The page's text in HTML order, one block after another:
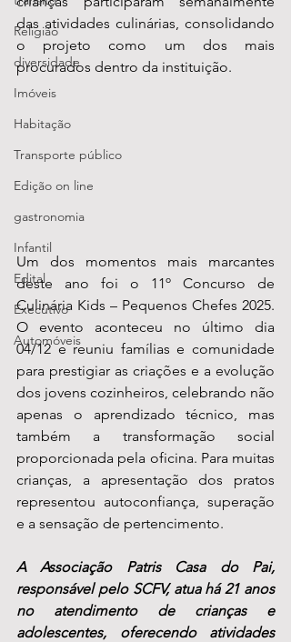
Religião
diversidade
Imóveis
Habitação
Transporte público
Edição on line
gastronomia
Infantil
Edital
Executivo
Automóveis
das atividades culinárias, consolidando
o projeto como um dos mais
procurados dentro da instituição.
Um dos momentos mais marcantes
deste ano foi o 11º Concurso de
Culinária Kids – Pequenos Chefes 2025.
O evento aconteceu no último dia
04/12 e reuniu famílias e comunidade
para prestigiar as criações e a evolução
dos jovens cozinheiros, celebrando não
apenas o aprendizado técnico, mas
também a transformação social
proporcionada pela oficina. Para muitas
crianças, a apresentação dos pratos
representou autoconfiança, superação
e a sensação de pertencimento.
A Associação Patris Casa do Pai,
responsável pelo SCFV, atua há 21 anos
no atendimento de crianças e
adolescentes, oferecendo atividades